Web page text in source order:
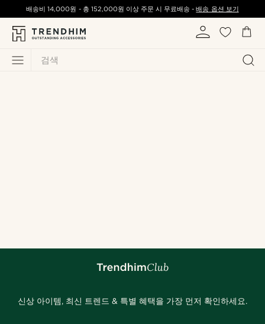
검색
배송비14,000원 - 총 152,000원 이상 주문 시 무료배송 -배송 옵션 보기
신상 아이템, 최신 트렌드 & 특별 혜택을 가장 먼저 확인하세요.